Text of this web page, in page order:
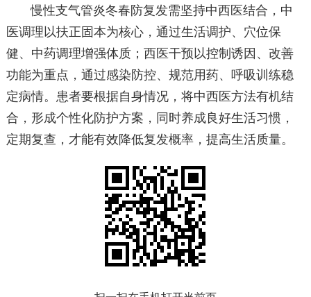
慢性支气管炎冬春防复发需坚持中西医结合，中
医调理以扶正固本为核心，通过生活调护、穴位保
健、中药调理增强体质；西医干预以控制诱因、改善
功能为重点，通过感染防控、规范用药、呼吸训练稳
定病情。患者要根据自身情况，将中西医方法有机结
合，形成个性化防护方案，同时养成良好生活习惯，
定期复查，才能有效降低复发概率，提高生活质量。